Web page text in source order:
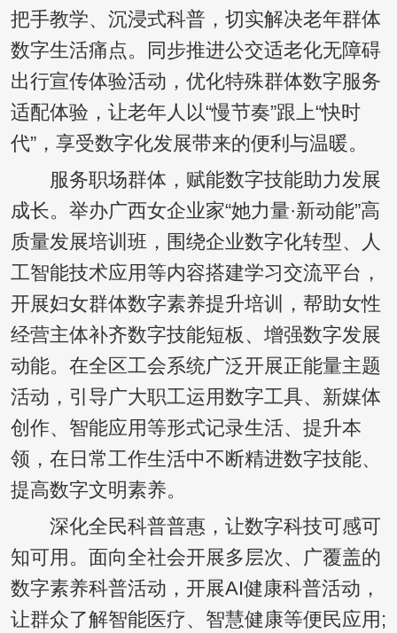
把手教学、沉浸式科普，切实解决老年群体
数字生活痛点。同步推进公交适老化无障碍
出行宣传体验活动，优化特殊群体数字服务
适配体验，让老年人以“慢节奏”跟上“快时
代”，享受数字化发展带来的便利与温暖。
服务职场群体，赋能数字技能助力发展
成长。举办广西女企业家“她力量·新动能”高
质量发展培训班，围绕企业数字化转型、人
工智能技术应用等内容搭建学习交流平台，
开展妇女群体数字素养提升培训，帮助女性
经营主体补齐数字技能短板、增强数字发展
动能。在全区工会系统广泛开展正能量主题
活动，引导广大职工运用数字工具、新媒体
创作、智能应用等形式记录生活、提升本
领，在日常工作生活中不断精进数字技能、
提高数字文明素养。
深化全民科普普惠，让数字科技可感可
知可用。面向全社会开展多层次、广覆盖的
数字素养科普活动，开展AI健康科普活动，
让群众了解智能医疗、智慧健康等便民应用;